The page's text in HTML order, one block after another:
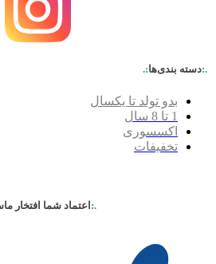
.:دسته بندی‌ها:.
بدو تولد تا یکسال
1 تا 8 سال
اکسسوری
تخفیفات
.:اعتماد شما افتخار